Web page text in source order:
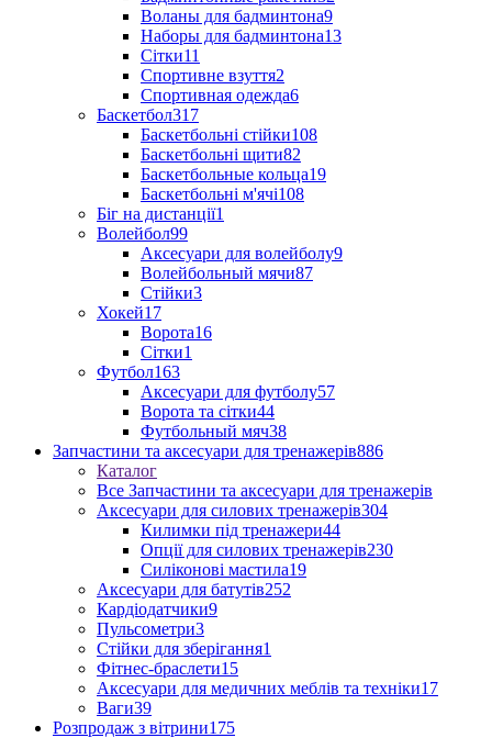
Воланы для бадминтона9
Наборы для бадминтона13
Сітки11
Спортивне взуття2
Спортивная одежда6
Баскетбол317
Баскетбольні стійки108
Баскетбольні щити82
Баскетбольные кольца19
Баскетбольні м'ячі108
Біг на дистанції1
Волейбол99
Аксесуари для волейболу9
Волейбольный мячи87
Стійки3
Хокей17
Ворота16
Сітки1
Футбол163
Аксесуари для футболу57
Ворота та сітки44
Футбольный мяч38
Запчастини та аксесуари для тренажерів886
Каталог
Все Запчастини та аксесуари для тренажерів
Аксесуари для силових тренажерів304
Килимки під тренажери44
Опції для силових тренажерів230
Силіконові мастила19
Аксесуари для батутів252
Кардіодатчики9
Пульсометри3
Стійки для зберігання1
Фітнес-браслети15
Аксесуари для медичних меблів та техніки17
Ваги39
Розпродаж з вітрини175